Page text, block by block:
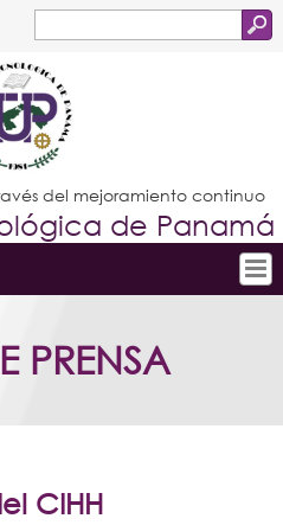
de
búsqueda
del mejoramiento continuo
de Panamá
la UTP
PRENSA
CIHH